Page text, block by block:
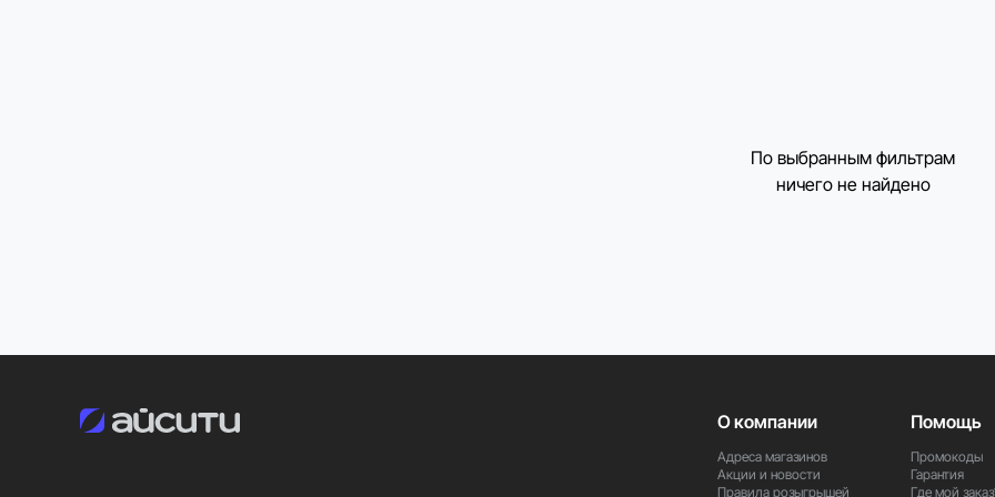
По выбранным фильтрам
ничего не найдено
О компании
Адреса магазинов
Акции и новости
Правила розыгрышей
Помощь
Промокоды
Гарантия
Где мой